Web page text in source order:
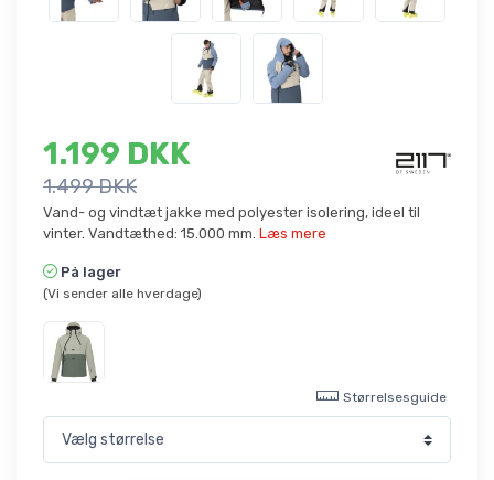
1.199 DKK
1.499 DKK
Vand- og vindtæt jakke med polyester isolering, ideel til
vinter. Vandtæthed: 15.000 mm. Læs mere
På lager
(Vi sender alle hverdage)
Størrelsesguide